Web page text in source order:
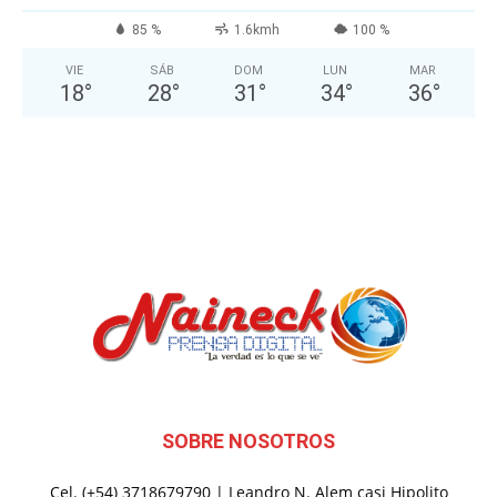
85 % 1.6kmh 100 %
VIE
18°
SÁB
28°
DOM
31 °
LUN
34°
MAR
36°
SOBRE NOSOTROS
Cel. (+54) 3718679790 | Leandro N. Alem casi Hipolito